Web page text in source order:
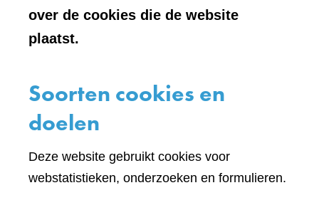
over de cookies die de website
plaatst.
Soorten cookies en
doelen
Deze website gebruikt cookies voor
webstatistieken, onderzoeken en formulieren.